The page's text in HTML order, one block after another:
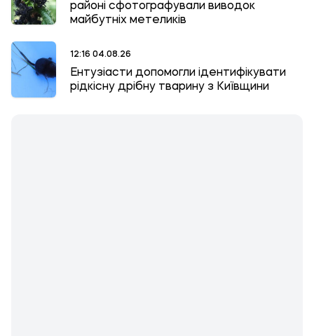
районі сфотографували виводок
майбутніх метеликів
12:16 04.08.26
Ентузіасти допомогли ідентифікувати
рідкісну дрібну тварину з Київщини